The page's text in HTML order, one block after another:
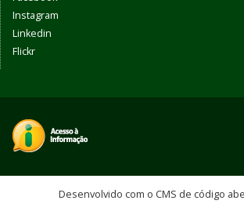
Instagram
Linkedin
Flickr
Desenvolvido com o CMS de código